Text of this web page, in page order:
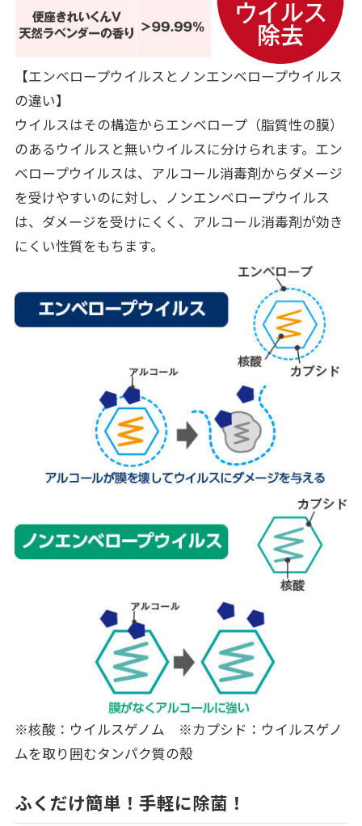
【エンベロープウイルスとノンエンベロープウイルス
の違い】
ウイルスはその構造からエンベロープ（脂質性の膜）
のあるウイルスと無いウイルスに分けられます。エン
ベロープウイルスは、アルコール消毒剤からダメージ
を受けやすいのに対し、ノンエンベロープウイルス
は、ダメージを受けにくく、アルコール消毒剤が効き
にくい性質をもちます。
※核酸：ウイルスゲノム ※カプシド：ウイルスゲノ
ムを取り囲むタンパク質の殻
ふくだけ簡単！手軽に除菌！